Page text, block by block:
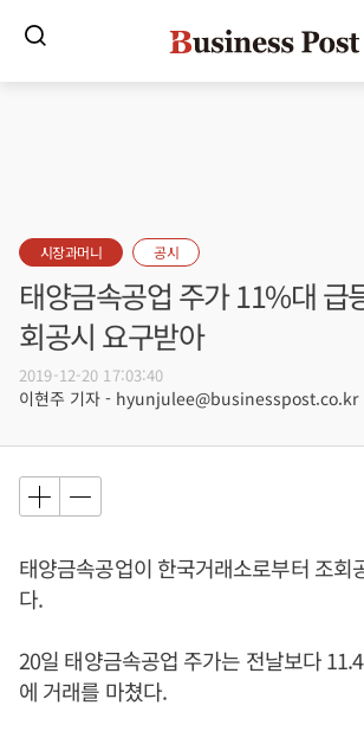
시장과머니 공시
태양금속공업 주가 11%대 급
회공시 요구받아
2019-12-20 17:03:40
이현주 기자 - hyunjulee@businesspost.co.kr
태양금속공업이 한국거래소로부터 조회
다.
20일 태양금속공업 주가는 전날보다
에 거래를 마쳤다.